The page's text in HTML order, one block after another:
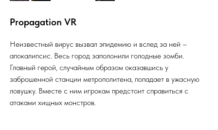
Propagation VR
Неизвестный вирус вызвал эпидемию и вслед за ней –
апокалипсис. Весь город заполонили голодные зомби.
Главный герой, случайным образом оказавшись у
заброшенной станции метрополитена, попадает в ужасную
ловушку. Вместе с ним игрокам предстоит справиться с
атаками хищных монстров.